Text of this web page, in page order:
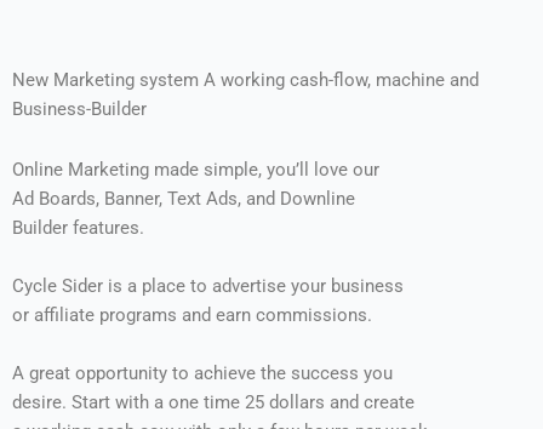
New Marketing system A working cash-flow, machine and
Business-Builder
Online Marketing made simple, you’ll love our
Ad Boards, Banner, Text Ads, and Downline
Builder features.
Cycle Sider is a place to advertise your business
or affiliate programs and earn commissions.
A great opportunity to achieve the success you
desire. Start with a one time 25 dollars and create